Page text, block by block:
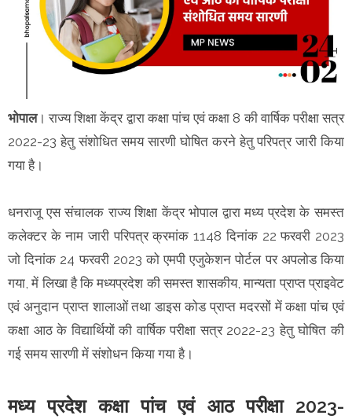
भोपाल। राज्य शिक्षा केंद्र द्वारा कक्षा पांच एवं कक्षा 8 की वार्षिक परीक्षा सत्र
2022-23 हेतु संशोधित समय सारणी घोषित करने हेतु परिपत्र जारी किया
गया है।
धनराजू एस संचालक राज्य शिक्षा केंद्र भोपाल द्वारा मध्य प्रदेश के समस्त
कलेक्टर के नाम जारी परिपत्र क्रमांक 1148 दिनांक 22 फरवरी 2023
जो दिनांक 24 फरवरी 2023 को एमपी एजुकेशन पोर्टल पर अपलोड किया
गया, में लिखा है कि मध्यप्रदेश की समस्त शासकीय, मान्यता प्राप्त प्राइवेट
एवं अनुदान प्राप्त शालाओं तथा डाइस कोड प्राप्त मदरसों में कक्षा पांच एवं
कक्षा आठ के विद्यार्थियों की वार्षिक परीक्षा सत्र 2022-23 हेतु घोषित की
गई समय सारणी में संशोधन किया गया है।
मध्य प्रदेश कक्षा पांच एवं आठ परीक्षा 2023-